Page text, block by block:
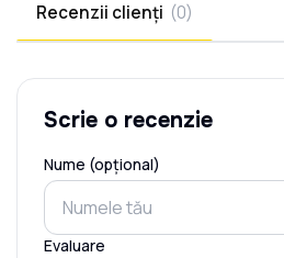
Recenzii clienți (0)
Scrie o recenzie
Nume (opțional)
Evaluare